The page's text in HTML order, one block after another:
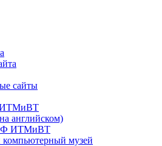
сайты
ИТМиВТ
английском)
ИТМиВТ
музей